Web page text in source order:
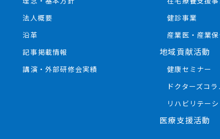
法人概要
沿革
記事掲載情報
講演・外部研修会実績
健診事業
産業医・産業
地域貢献活動
健康セミナー
ドクターズコ
リハビリテー
医療支援活動